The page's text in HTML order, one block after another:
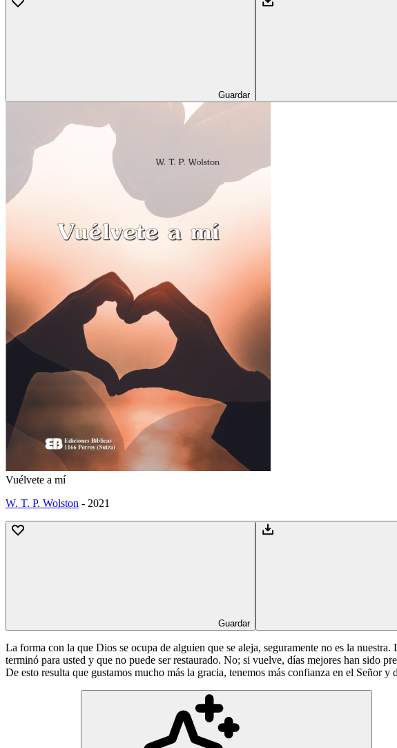
Guardar
Vuélvete a mí
W. T. P. Wolston - 2021
Guardar
La forma con la que Dios se ocupa de alguien que se aleja, seguramente no es la
terminó para usted y que no puede ser restaurado. No; si vuelve, días mejores han sido
De esto resulta que gustamos mucho más la gracia, tenemos más confianza en el Señor y